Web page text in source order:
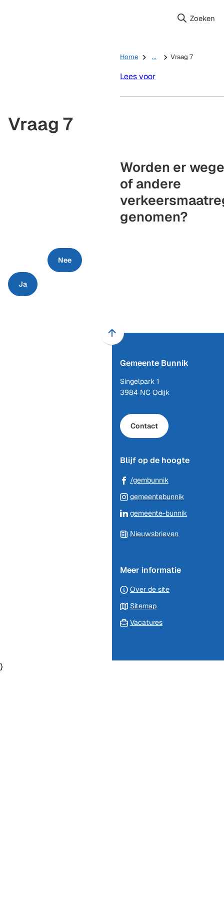
Zoeken
Home ... Vraag 7
Lees voor
Vraag 7
Worden er
of andere
genomen?
Ja
Nee
Scroll
boven
naar
het
de
paginainhoud
Gemeente Bunnik
Singelpark 1
3984 NC Odijk
Contact
Blijf op de hoogte
/gembunnik(Verwijst
naar
externe
gemeentebunnik(Verwijst
naar
gemeente-bunnik(Verwijst
Nieuwsbrieven
Meer informatie
Over de site
Sitemap
Vacatures
}